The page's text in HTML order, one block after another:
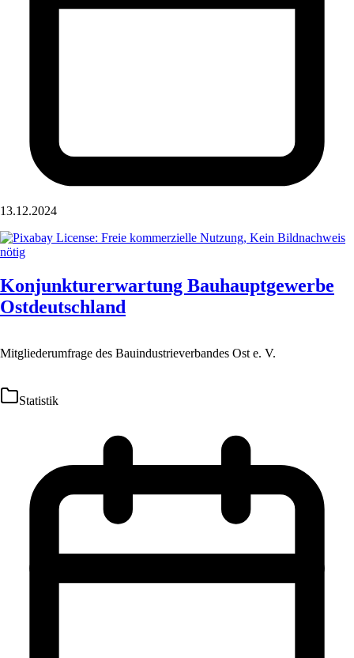
13.12.2024
Konjunkturerwartung Bauhauptgewerbe
Ostdeutschland
Mitgliederumfrage des Bauindustrieverbandes Ost e. V.
Statistik